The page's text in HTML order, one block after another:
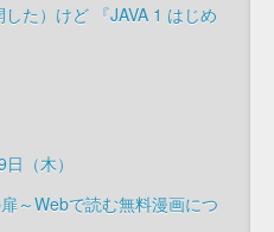
た）けど 『JAVA 1 はじめ
（木）
～Webで読む無料漫画につ